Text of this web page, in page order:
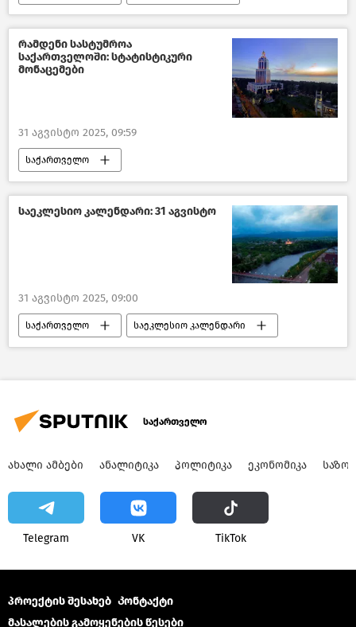
საზოგადოება
შემთხვევები საქართველოში
ახალი ამბები
რამდენი სასტუმროა
საქართველოში: სტატისტიკური
მონაცემები
31 აგვისტო 2025, 09:59
საქართველო
საქართველოს ეკონომიკა საქსტატი
სტატისტიკა ტურიზმი საქართველოში
საეკლესიო კალენდარი: 31 აგვისტო
31 აგვისტო 2025, 09:00
საქართველო საეკლესიო კალენდარი
რელიგია
საქართველო
ᲐᲮᲐᲚᲘ ᲐᲛᲑᲔᲑᲘ ᲐᲜᲐᲚᲘᲢᲘᲙᲐ ᲞᲝᲚᲘᲢᲘᲙᲐ ᲔᲙᲝᲜᲝᲛᲘᲙᲐ
Telegram VK ТikТоk
პროექტის შესახებ Კონტაქტი
მასალების გამოყენების წესები